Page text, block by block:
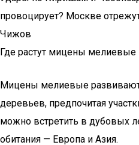
провоцирует? Москве
Чижов
Где растут мицены мелиевые
Мицены мелиевые
деревьев, предпочитая
можно встретить в дубовых
обитания — Европа и Азия.